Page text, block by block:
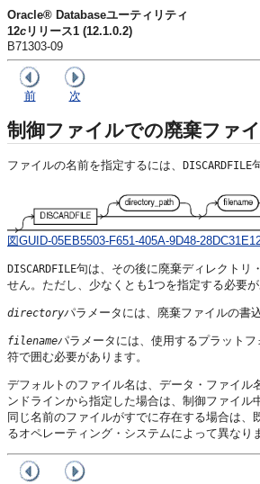
Oracle® Databaseユーティリティ
12c リリース1 (12.1.0.2)
B71303-09
前 次
制御ファイルでの廃棄ファ
ファイルの名前を指定するには、 DISCARDFILE
図GUID-05EB5503-F651-405A-9D48-
DISCARDFILE句は、その後に廃棄ディレクトリ
せん。ただし、少なくとも1つを指定する必要が
directoryパラメータには、廃棄ファイルの書
filenameパラメータには、使用するプラット
符で囲む必要があります。
デフォルトのファイル名は、データ・ファイ
ンドラインから指定した場合は、制御ファイ
同じ名前のファイルがすでに存在する場合は
るオペレーティング・システムによって異なり